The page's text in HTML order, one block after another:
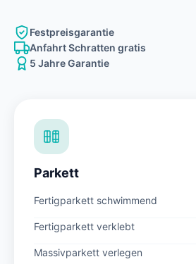
Festpreisgarantie
Anfahrt Schratten gratis
5 Jahre Garantie
Parkett
Fertigparkett schwimmend
Fertigparkett verklebt
Massivparkett verlegen